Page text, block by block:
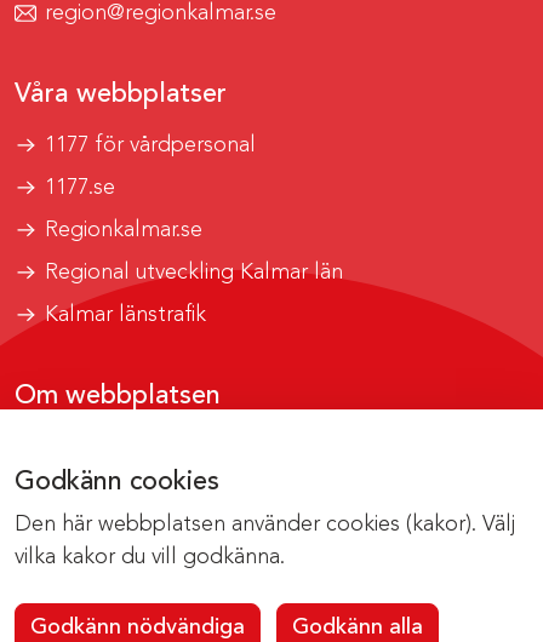
Godkänn cookies
Den här webbplatsen använder cookies (kakor). Välj
vilka kakor du vill godkänna.
Godkänn nödvändiga Godkänn alla
region@regionkalmar.se
Våra webbplatser
1177 för vårdpersonal
1177.se
Regionkalmar.se
Regional utveckling Kalmar län
Kalmar länstrafik
Om webbplatsen
Om cookies
Kontakta webbredaktionen